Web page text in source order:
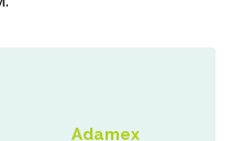
Adamex